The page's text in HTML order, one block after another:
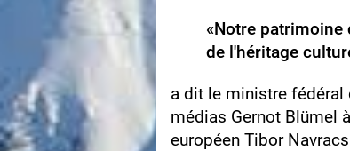
«Notre
de l'héritage
a dit le ministre fédéral
médias Gernot Blümel
européen Tibor